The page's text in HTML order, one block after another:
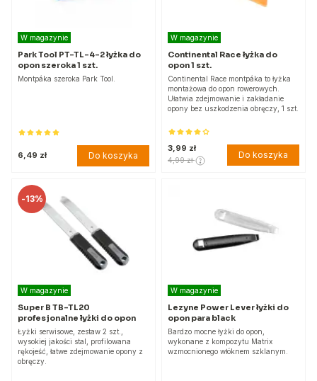
W magazynie
Park Tool PT-TL-4-2 łyżka do
opon szeroka 1 szt.
Montpáka szeroka Park Tool.
6,49 zł Do koszyka
W magazynie
Continental Race łyżka do
opon 1 szt.
Continental Race montpáka to łyżka
montażowa do opon rowerowych.
Ułatwia zdejmowanie i zakładanie
opony bez uszkodzenia obręczy, 1 szt.
3,99 zł
4,99 zł Do koszyka
-13%
W magazynie
Super B TB-TL20
profesjonalne łyżki do opon
Łyżki serwisowe, zestaw 2 szt.,
wysokiej jakości stal, profilowana
rękojeść, łatwe zdejmowanie opony z
obręczy.
W magazynie
Lezyne Power Lever łyżki do
opon para black
Bardzo mocne łyżki do opon,
wykonane z kompozytu Matrix
wzmocnionego włóknem szklanym.